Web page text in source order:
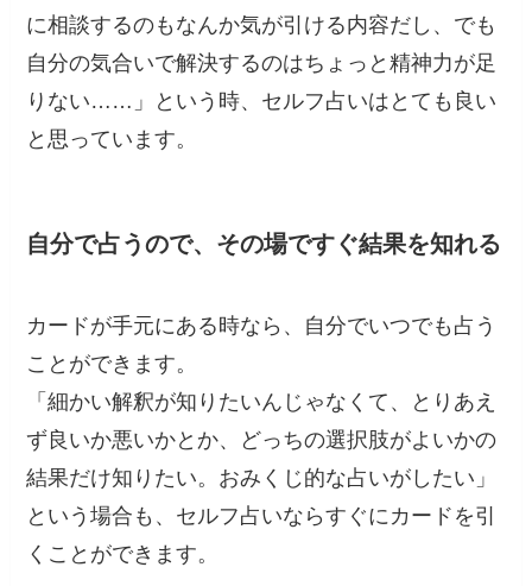
に相談するのもなんか気が引ける内容だし、でも
自分の気合いで解決するのはちょっと精神力が足
りない……」という時、セルフ占いはとても良い
と思っています。
自分で占うので、その場ですぐ結果を知れる
カードが手元にある時なら、自分でいつでも占う
ことができます。
「細かい解釈が知りたいんじゃなくて、とりあえ
ず良いか悪いかとか、どっちの選択肢がよいかの
結果だけ知りたい。おみくじ的な占いがしたい」
という場合も、セルフ占いならすぐにカードを引
くことができます。